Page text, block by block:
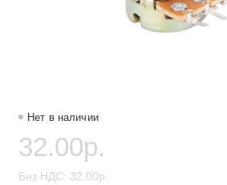
Резисторы
Реле
Нет в наличии
32.00р.
Без НДС: 32.00р.